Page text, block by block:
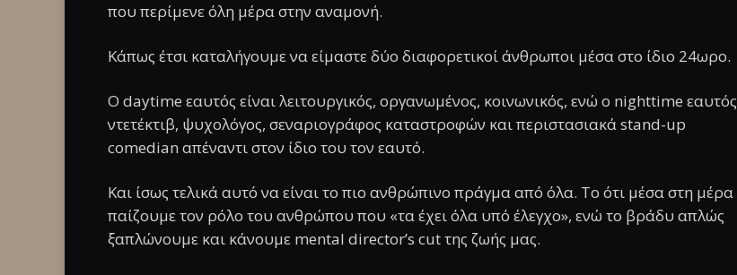
που περίμενε όλη μέρα στην αναμονή.
Κάπως έτσι καταλήγουμε να είμαστε δύο διαφορετικοί άνθρωποι μέσα στο ίδιο 24ωρο.
Ο daytime εαυτός είναι λειτουργικός, οργανωμένος, κοινωνικός, ενώ ο nighttime εαυτός
ντετέκτιβ, ψυχολόγος, σεναριογράφος καταστροφών και περιστασιακά stand-up
comedian απέναντι στον ίδιο του τον εαυτό.
Και ίσως τελικά αυτό να είναι το πιο ανθρώπινο πράγμα από όλα. Το ότι μέσα στη μέρα
παίζουμε τον ρόλο του ανθρώπου που «τα έχει όλα υπό έλεγχο», ενώ το βράδυ απλώς
ξαπλώνουμε και κάνουμε mental director’s cut της ζωής μας.